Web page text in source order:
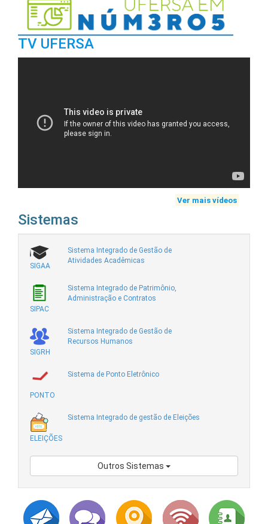
TV UFERSA
Ver mais vídeos
Sistemas
SIGAA
Sistema Integrado de Gestão de
Atividades Acadêmicas
SIPAC
Sistema Integrado de Patrimônio,
Administração e Contratos
SIGRH
Sistema Integrado de Gestão de
Recursos Humanos
PONTO
Sistema de Ponto Eletrônico
ELEIÇÕES
Sistema Integrado de gestão de Eleições
Outros Sistemas